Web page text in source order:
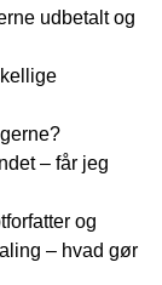
udbetalt og
– får jeg
og
– hvad gør